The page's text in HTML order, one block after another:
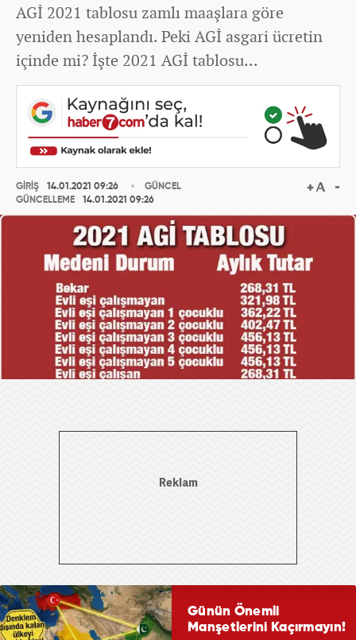
AGİ 2021 tablosu zamlı maaşlara göre
yeniden hesaplandı. Peki AGİ asgari ücretin
içinde mi? İşte 2021 AGİ tablosu...
GİRİŞ
14.01.2021 09:26
GÜNCELLEME
14.01.2021 09:26
GÜNCEL